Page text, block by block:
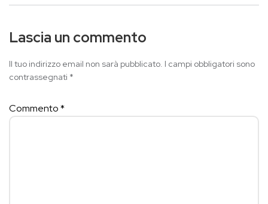
Lascia un commento
Il tuo indirizzo email non sarà pubblicato. I campi obbligatori sono
contrassegnati *
Commento*